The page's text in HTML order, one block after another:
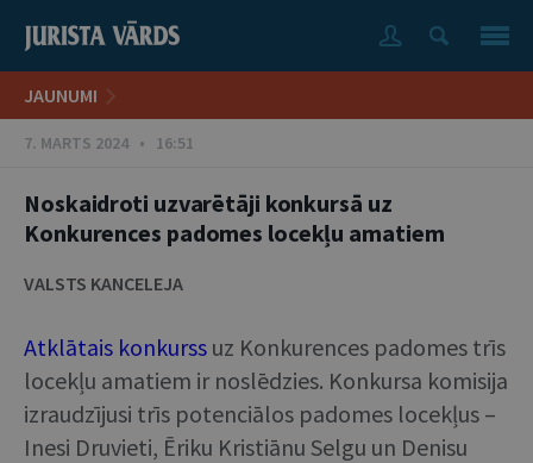
JAUNUMI
7. MARTS 2024 • 16:51
Noskaidroti uzvarētāji konkursā uz
Konkurences padomes locekļu amatiem
VALSTS KANCELEJA
Atklātais konkurss uz Konkurences padomes trīs
locekļu amatiem ir noslēdzies. Konkursa komisija
izraudzījusi trīs potenciālos padomes locekļus –
Inesi Druvieti, Ēriku Kristiānu Selgu un Denisu